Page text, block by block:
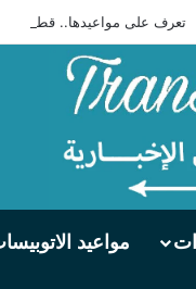
تعرف على مواعيدها.. قطارات
مواعيد